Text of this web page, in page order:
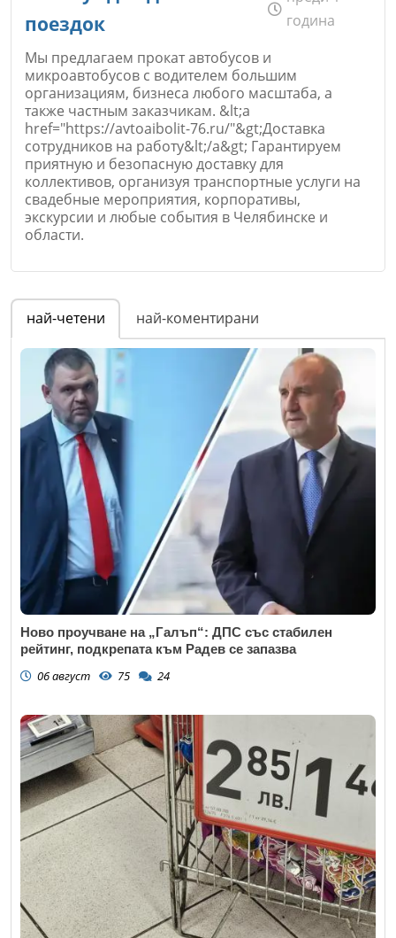
поездок
година
Мы предлагаем прокат автобусов и
микроавтобусов с водителем большим
организациям, бизнеса любого масштаба, а
также частным заказчикам. &lt;a
href="https://avtoaibolit-76.ru/"&gt;Доставка
сотрудников на работу&lt;/a&gt; Гарантируем
приятную и безопасную доставку для
коллективов, организуя транспортные услуги на
свадебные мероприятия, корпоративы,
экскурсии и любые события в Челябинске и
области.
Име*
Email
Коментар*
най-четени най-коментирани
Ново проучване на „Галъп“: ДПС със стабилен
рейтинг, подкрепата към Радев се запазва
06 август 75 24